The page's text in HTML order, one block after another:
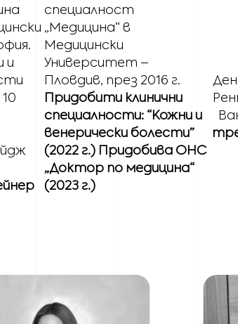
и
специалност
„Медицина“ в
Медицински
Университет –
Пловдив, през 2016 г.
Придобити клинични
специалности: “Кожни и
венерически болести”
(2022 г.) Придобива ОНС
„Доктор по медицина“
(2023 г.)